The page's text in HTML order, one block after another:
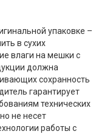
упаковке –
в сухих
влаги на мешки с
должна
сохранность
гарантирует
технических
не несет
работы с